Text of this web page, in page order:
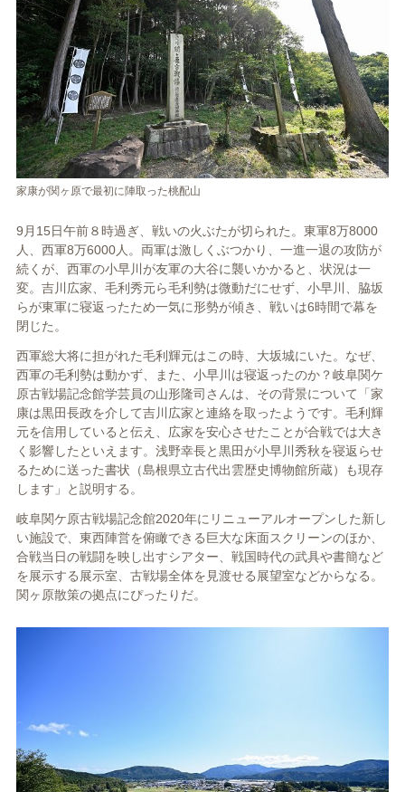
家康が関ヶ原で最初に陣取った桃配山
9月15日午前８時過ぎ、戦いの火ぶたが切られた。東軍8万8000
人、西軍8万6000人。両軍は激しくぶつかり、一進一退の攻防が
続くが、西軍の小早川が友軍の大谷に襲いかかると、状況は一
変。吉川広家、毛利秀元ら毛利勢は微動だにせず、小早川、脇坂
らが東軍に寝返ったため一気に形勢が傾き、戦いは6時間で幕を
閉じた。
西軍総大将に担がれた毛利輝元はこの時、大坂城にいた。なぜ、
西軍の毛利勢は動かず、また、小早川は寝返ったのか？岐阜関ケ
原古戦場記念館学芸員の山形隆司さんは、その背景について「家
康は黒田長政を介して吉川広家と連絡を取ったようです。毛利輝
元を信用していると伝え、広家を安心させたことが合戦では大き
く影響したといえます。浅野幸長と黒田が小早川秀秋を寝返らせ
るために送った書状（島根県立古代出雲歴史博物館所蔵）も現存
します」と説明する。
岐阜関ケ原古戦場記念館2020年にリニューアルオープンした新し
い施設で、東西陣営を俯瞰できる巨大な床面スクリーンのほか、
合戦当日の戦闘を映し出すシアター、戦国時代の武具や書簡など
を展示する展示室、古戦場全体を見渡せる展望室などからなる。
関ヶ原散策の拠点にぴったりだ。